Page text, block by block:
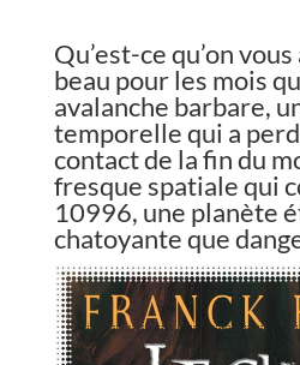
Qu’est-ce qu’on
beau pour les mois
avalanche barbare,
temporelle qui a
contact de la fin du
fresque spatiale qui
10996, une planète
chatoyante que